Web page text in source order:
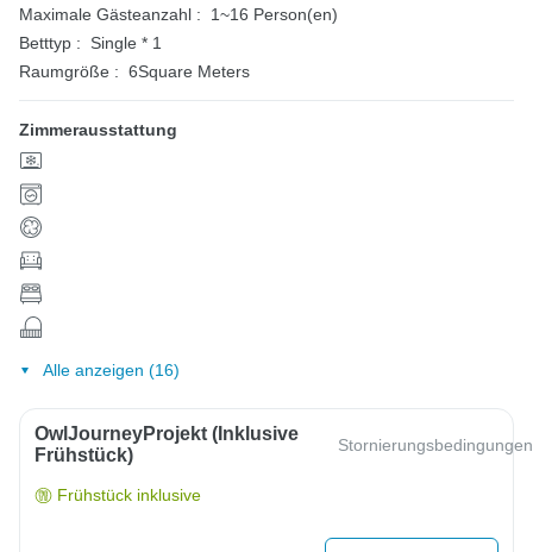
Maximale Gästeanzahl :
1~16 Person(en)
Betttyp :
Single * 1
Raumgröße : 6Square Meters
Zimmerausstattung
Alle anzeigen (16)
OwlJourneyProjekt (inklusive
Frühstück)
Stornierungsbedingungen
Frühstück inklusive